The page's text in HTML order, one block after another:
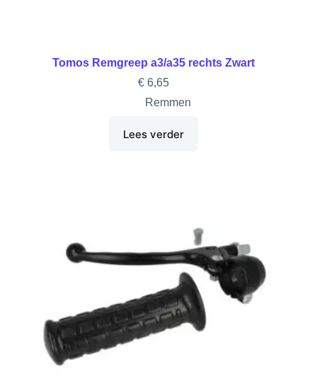
Tomos Remgreep a3/a35 rechts Zwart
€ 6,65
Remmen
Lees verder